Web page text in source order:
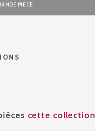
PIÈCE
cette collection